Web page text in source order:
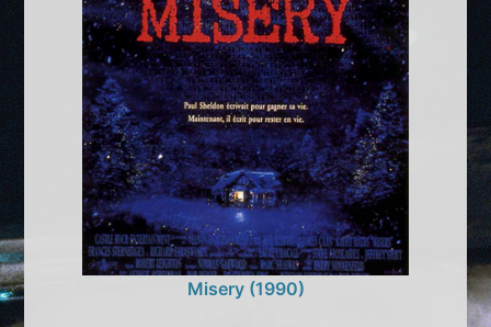
Misery (1990)